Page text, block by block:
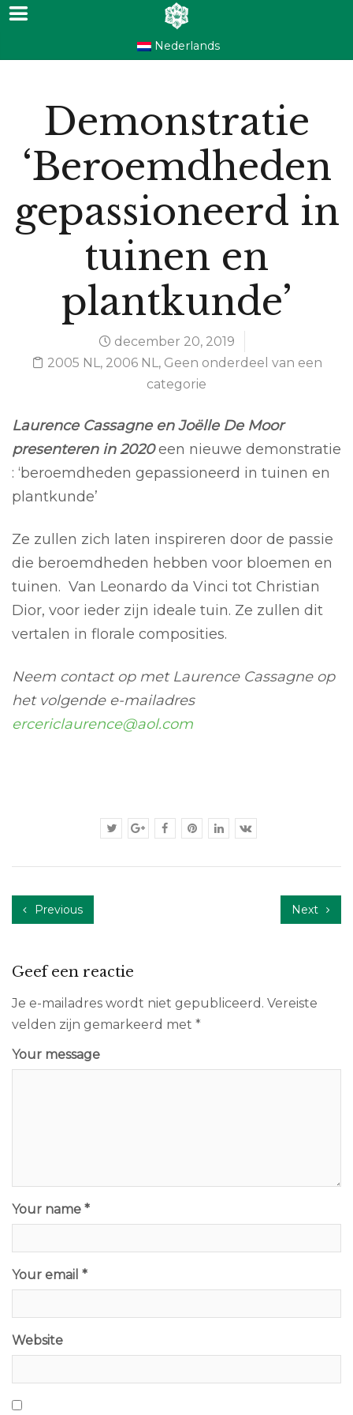
Nederlands
Demonstratie
‘Beroemdheden
gepassioneerd in
tuinen en
plantkunde’
december 20, 2019
2005 NL, 2006 NL, Geen onderdeel van een
categorie
Laurence Cassagne en Joëlle De Moor
presenteren in 2020een nieuwe demonstratie
: ‘beroemdheden gepassioneerd in tuinen en
plantkunde’
Ze zullen zich laten inspireren door de passie
die beroemdheden hebben voor bloemen en
tuinen. Van Leonardo da Vinci tot Christian
Dior, voor ieder zijn ideale tuin. Ze zullen dit
vertalen in florale composities.
Neem contact op met Laurence Cassagne op
het volgende e-mailadres
ercericlaurence@aol.com
Previous Next
Geef een reactie
Je e-mailadres wordt niet gepubliceerd. Vereiste
velden zijn gemarkeerd met *
Your message
Your name *
Your email *
Website